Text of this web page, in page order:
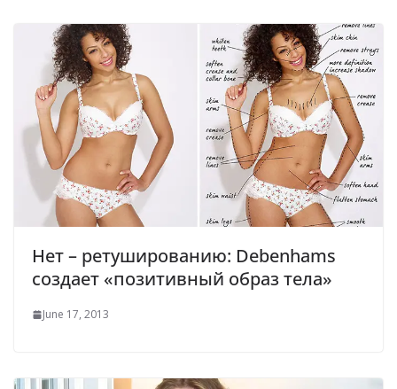
Нет – ретушированию: Debenhams
создает «позитивный образ тела»
June 17, 2013